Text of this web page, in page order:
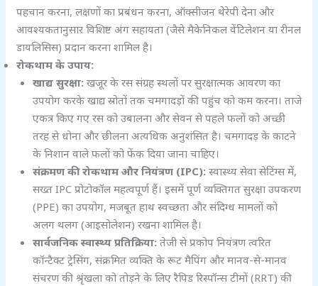
पहचान करना, लक्षणों का प्रबंधन करना, ऑक्सीजन थेरेपी देना और
आवश्यकतानुसार विशिष्ट अंग सहायता (जैसे मैकेनिकल वेंटिलेशन या रीनल
डायलिसिस) प्रदान करना शामिल है।
रोकथाम के उपाय:
खाद्य सुरक्षा:खजूर के रस संग्रह स्थलों पर सुरक्षात्मक आवरण का
उपयोग करके खाद्य स्रोतों तक चमगादड़ों की पहुंच को कम करना। ताजे
एकत्र किए गए रस को उबालना और सेवन से पहले फलों को अच्छी
तरह से धोना और छीलना अत्यधिक अनुशंसित है। चमगादड़ के काटने
के निशान वाले फलों को फेंक दिया जाना चाहिए।
संक्रमण की रोकथाम और नियंत्रण (IPC):स्वास्थ्य सेवा सेटिंग्स में,
सख्त IPC प्रोटोकॉल महत्वपूर्ण हैं। इसमें पूर्ण व्यक्तिगत सुरक्षा उपकरण
(PPE) का उपयोग, मजबूत हाथ स्वच्छता और संदिग्ध मामलों को
अलग थलग (आइसोलेशन) रखना शामिल है।
सार्वजनिक स्वास्थ्य प्रतिक्रिया:तेजी से प्रकोप नियंत्रण त्वरित
कॉन्टैक्ट ट्रेसिंग, संक्रमित व्यक्ति के रूट मैपिंग और मानव-से-मानव
संचरण की श्रृंखला को तोड़ने के लिए रैपिड रिस्पॉन्स टीमों (RRT) की